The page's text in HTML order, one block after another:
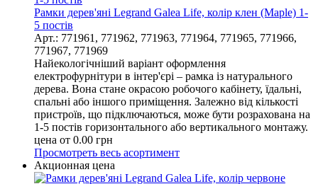
Рамки дерев'яні Legrand Galea Life, колір клен (Maple) 1-
5 постів
Арт.: 771961, 771962, 771963, 771964, 771965, 771966,
771967, 771969
Найекологічніший варіант оформлення
електрофурнітури в інтер'єрі – рамка із натурального
дерева. Вона стане окрасою робочого кабінету, їдальні,
спальні або іншого приміщення. Залежно від кількості
пристроїв, що підключаються, може бути розрахована на
1-5 постів горизонтального або вертикального монтажу.
цена от 0.00 грн
Просмотреть весь асортимент
Акционная цена